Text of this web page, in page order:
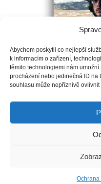
Abychom poskytli co nejlepší
k informacím o zařízení,
těmito technologiemi nám
procházení nebo jedinečná ID na
souhlasu může nepříznivě